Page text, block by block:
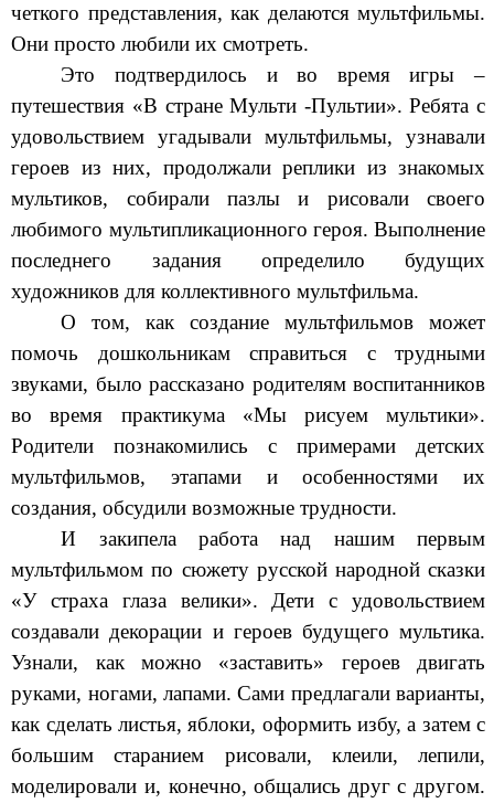
четкого представления, как делаются мультфильмы.
Они просто любили их смотреть.
Это подтвердилось и во время игры –
путешествия «В стране Мульти -Пультии». Ребята с
удовольствием угадывали мультфильмы, узнавали
героев из них, продолжали реплики из знакомых
мультиков, собирали пазлы и рисовали своего
любимого мультипликационного героя. Выполнение
последнего задания определило будущих
художников для коллективного мультфильма.
О том, как создание мультфильмов может
помочь дошкольникам справиться с трудными
звуками, было рассказано родителям воспитанников
во время практикума «Мы рисуем мультики».
Родители познакомились с примерами детских
мультфильмов, этапами и особенностями их
создания, обсудили возможные трудности.
И закипела работа над нашим первым
мультфильмом по сюжету русской народной сказки
«У страха глаза велики». Дети с удовольствием
создавали декорации и героев будущего мультика.
Узнали, как можно «заставить» героев двигать
руками, ногами, лапами. Сами предлагали варианты,
как сделать листья, яблоки, оформить избу, а затем с
большим старанием рисовали, клеили, лепили,
моделировали и, конечно, общались друг с другом.